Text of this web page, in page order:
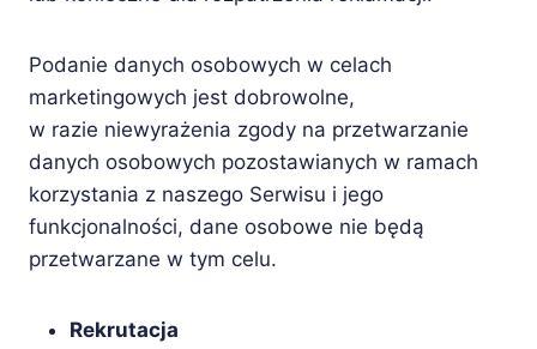
Podanie danych osobowych w celach
marketingowych jest dobrowolne,
w razie niewyrażenia zgody na przetwarzanie
danych osobowych pozostawianych w ramach
korzystania z naszego Serwisu i jego
funkcjonalności, dane osobowe nie będą
przetwarzane w tym celu.
Rekrutacja